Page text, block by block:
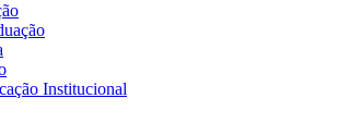
Institucional